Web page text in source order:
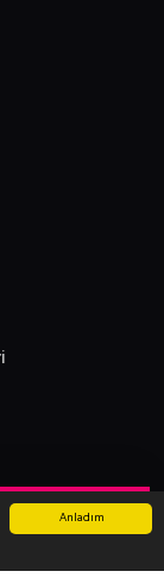
Anladım
Giyim ve Moda